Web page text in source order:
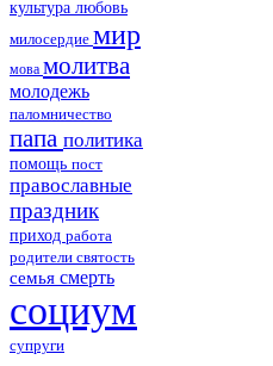
культура любовь
милосердие мир
мова молитва
молодежь
паломничество
папа политика
помощь пост
православные
праздник
приход работа
родители святость
семья смерть
социум
супруги